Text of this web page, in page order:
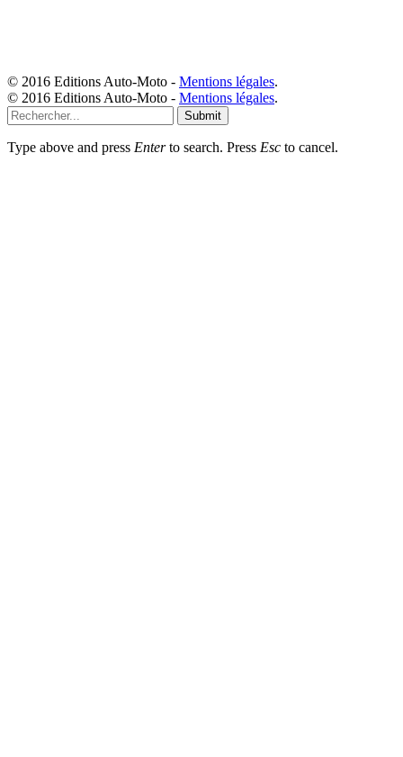
© 2016 Editions Auto-Moto - Mentions légales.
© 2016 Editions Auto-Moto - Mentions légales.
Submit
Type above and press Enterto search. Press Esc to cancel.